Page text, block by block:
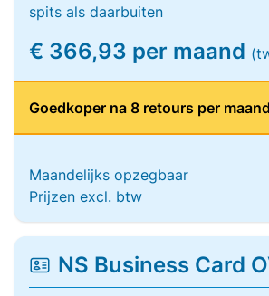
spits als daarbuiten
€ 366,93 per maand
Goedkoper na 8 retours per maand
Maandelijks opzegbaar
Prijzen excl. btw
NS Business Card